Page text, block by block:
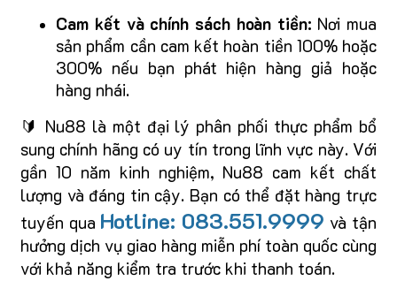
Cam kết và chính sách hoàn tiền: Nơi mua
sản phẩm cần cam kết hoàn tiền 100% hoặc
300% nếu bạn phát hiện hàng giả hoặc
hàng nhái.
🔰 Nu88 là một đại lý phân phối thực phẩm bổ
sung chính hãng có uy tín trong lĩnh vực này. Với
gần 10 năm kinh nghiệm, Nu88 cam kết chất
lượng và đáng tin cậy. Bạn có thể đặt hàng trực
tuyến qua Hotline: 083.551.9999 và tận
hưởng dịch vụ giao hàng miễn phí toàn quốc cùng
với khả năng kiểm tra trước khi thanh toán.